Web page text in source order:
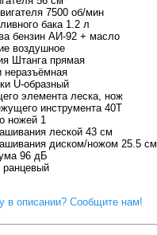
7500 об/мин
бака 1.2 л
бензин АИ-92 + масло
воздушное
Штанга прямая
неразъёмная
U-образный
элемента леска, нож
инструмента 40T
ножей 1
леской 43 см
диском/ножом 25.5 см
96 дБ
в описании? Сообщите нам!